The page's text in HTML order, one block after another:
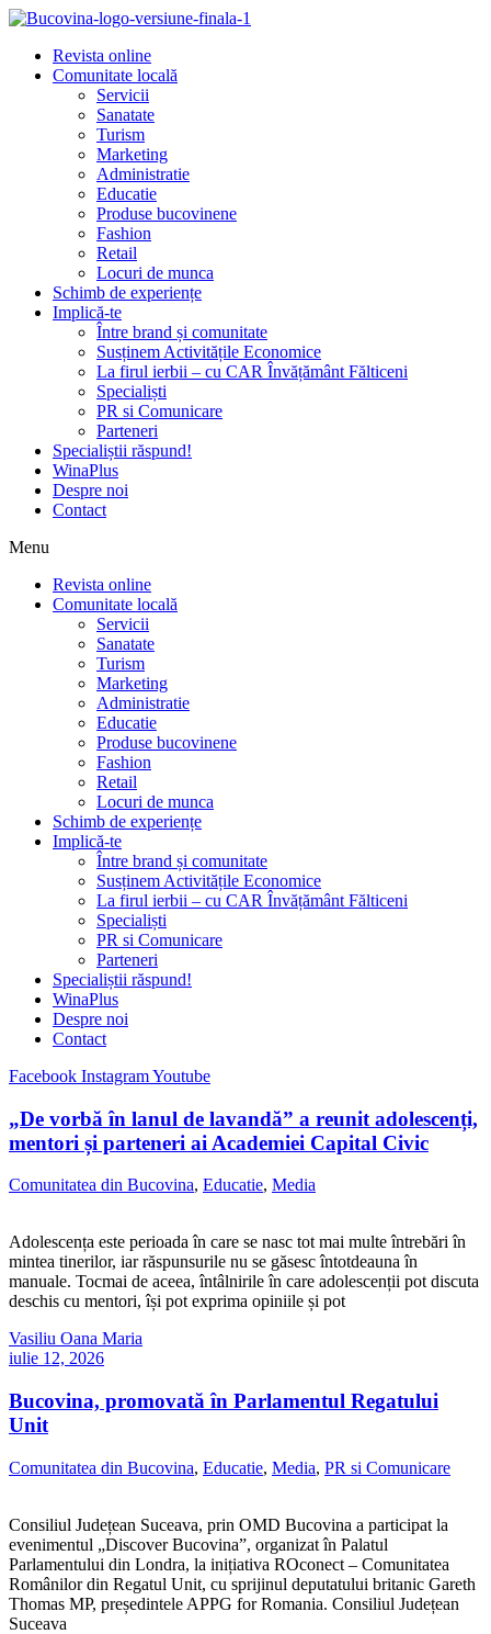
Revista online
Comunitate locală
Servicii
Sanatate
Turism
Marketing
Administratie
Educatie
Produse bucovinene
Fashion
Retail
Locuri de munca
Schimb de experiențe
Implică-te
Între brand și comunitate
Susținem Activitățile Economice
La firul ierbii – cu CAR Învățământ Fălticeni
Specialiști
PR si Comunicare
Parteneri
Specialiștii răspund!
WinaPlus
Despre noi
Contact
Menu
Revista online
Comunitate locală
Servicii
Sanatate
Turism
Marketing
Administratie
Educatie
Produse bucovinene
Fashion
Retail
Locuri de munca
Schimb de experiențe
Implică-te
Între brand și comunitate
Susținem Activitățile Economice
La firul ierbii – cu CAR Învățământ Fălticeni
Specialiști
PR si Comunicare
Parteneri
Specialiștii răspund!
WinaPlus
Despre noi
Contact
Facebook InstagramYoutube
„De vorbă în lanul de lavandă” a reunit adolescenți,
mentori și parteneri ai Academiei Capital Civic
Comunitatea din Bucovina, Educatie, Media
Adolescența este perioada în care se nasc tot mai multe întrebări în
mintea tinerilor, iar răspunsurile nu se găsesc întotdeauna în
manuale. Tocmai de aceea, întâlnirile în care adolescenții pot discuta
deschis cu mentori, își pot exprima opiniile și pot
Vasiliu Oana Maria
iulie 12, 2026
Bucovina, promovată în Parlamentul Regatului
Unit
Comunitatea din Bucovina, Educatie, Media, PR si Comunicare
Consiliul Județean Suceava, prin OMD Bucovina a participat la
evenimentul „Discover Bucovina”, organizat în Palatul
Parlamentului din Londra, la inițiativa ROconect – Comunitatea
Românilor din Regatul Unit, cu sprijinul deputatului britanic Gareth
Thomas MP, președintele APPG for Romania. Consiliul Județean
Suceava